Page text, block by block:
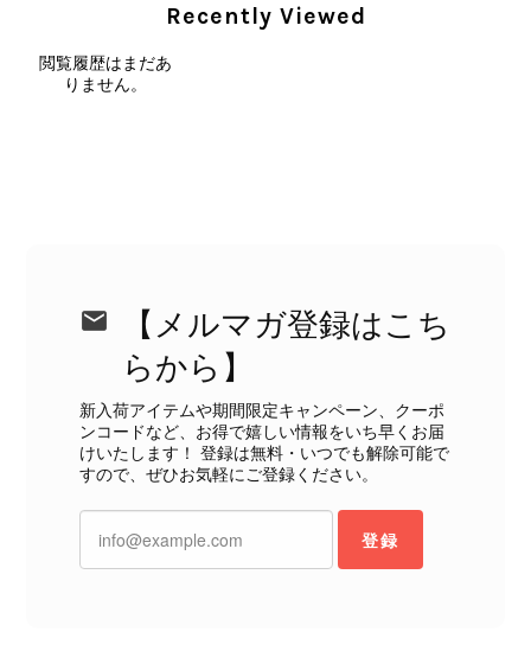
外装内装ともにAランクの商品を購入しました。 しかし、実際に
届いた商品は、写真には写っていない内側の蛇腹部分と全面ポケ
断できない状態の商品が届きとても残念です。 決して安い買い物
ではなかったため、ショックも大きかったです。 私は今後こちら
で購入することはないですが、同じような思いをする購入者が出
て写真や説明で分かるよう改善していただきたいです。
この度は、楽しみにお待ちいただいた
商品で、衛生面へのご不安を含め、残
念な思いをおかけしましたこと、心よ
りお詫び申し上げます。お受け取りに
Recently Viewed
閲覧履歴はまだあ
りません。
【メルマガ登録はこち
らから】
新入荷アイテムや期間限定キャンペーン、クーポ
ンコードなど、お得で嬉しい情報をいち早くお届
けいたします！ 登録は無料・いつでも解除可能で
すので、ぜひお気軽にご登録ください。
登録